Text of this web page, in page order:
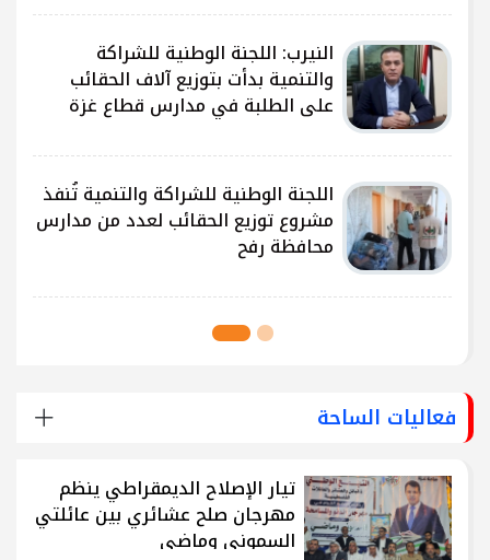
النيرب: اللجنة الوطنية للشراكة
والتنمية بدأت بتوزيع آلاف الحقائب
على الطلبة في مدارس قطاع غزة
اللجنة الوطنية للشراكة والتنمية تُنفذ
مشروع توزيع الحقائب لعدد من مدارس
محافظة رفح
فعاليات الساحة
تيار الإصلاح الديمقراطي ينظم
مهرجان صلح عشائري بين عائلتي
السموني وماضي